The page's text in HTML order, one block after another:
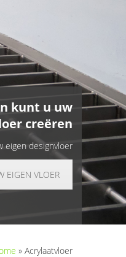
kunt u uw
creëren
eigen designvloer
EIGEN VLOER
» Acrylaatvloer